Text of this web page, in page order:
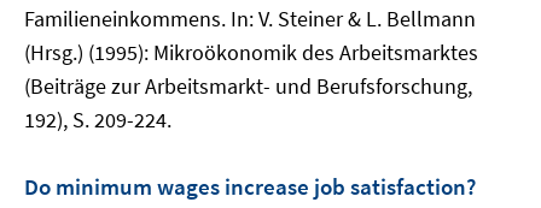
Familieneinkommens. In: V. Steiner & L. Bellmann
(Hrsg.) (1995): Mikroökonomik des Arbeitsmarktes
(Beiträge zur Arbeitsmarkt- und Berufsforschung,
192), S. 209-224.
Do minimum wages increase job satisfaction?